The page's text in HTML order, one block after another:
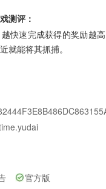
测评：
快速完成获得的奖励越
就能将其抓捕。
官方版